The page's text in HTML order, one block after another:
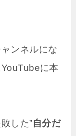
ンネルにな
に本
した”自分だ